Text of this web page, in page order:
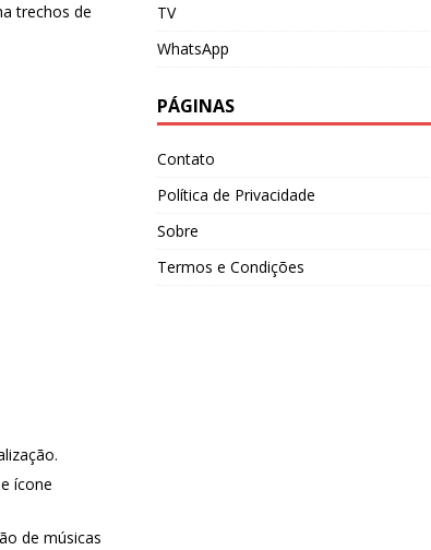
trechos de
ícone
de músicas
TV
WhatsApp
PÁGINAS
Contato
Política de Privacidade
Sobre
Termos e Condições